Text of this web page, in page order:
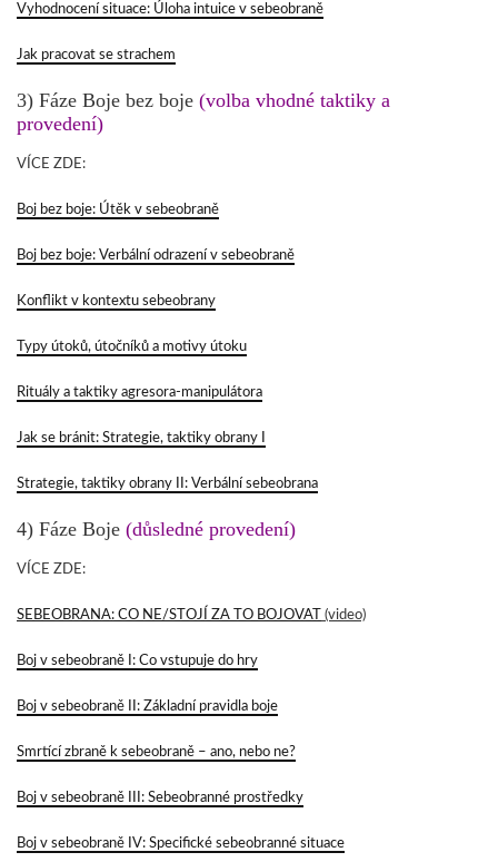
Vyhodnocení situace: Úloha intuice v sebeobraně
Jak pracovat se strachem
3) Fáze Boje bez boje (volba vhodné taktiky a
provedení)
VÍCE ZDE:
Boj bez boje: Útěk v sebeobraně
Boj bez boje: Verbální odrazení v sebeobraně
Konflikt v kontextu sebeobrany
Typy útoků, útočníků a motivy útoku
Rituály a taktiky agresora-manipulátora
Jak se bránit: Strategie, taktiky obrany I
Strategie, taktiky obrany II: Verbální sebeobrana
4) Fáze Boje (důsledné provedení)
VÍCE ZDE:
SEBEOBRANA: CO NE/STOJÍ ZA TO BOJOVAT (video)
Boj v sebeobraně I: Co vstupuje do hry
Boj v sebeobraně II: Základní pravidla boje
Smrtící zbraně k sebeobraně – ano, nebo ne?
Boj v sebeobraně III: Sebeobranné prostředky
Boj v sebeobraně IV: Specifické sebeobranné situace